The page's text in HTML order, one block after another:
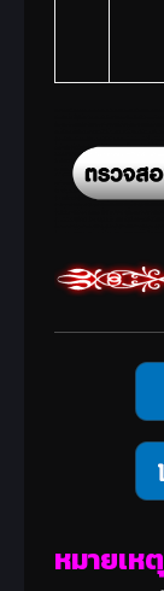
หมายเห